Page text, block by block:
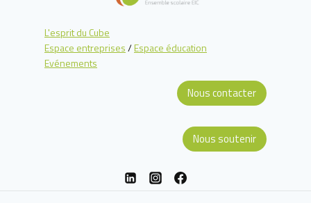
L'esprit du Cube
Espace entreprises/Espace éducation
Evénements
Nous contacter
Nous soutenir